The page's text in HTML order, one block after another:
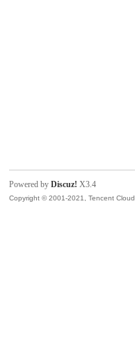
Powered byDiscuz! X3.4
Copyright © 2001-2021, Tencent Cloud.